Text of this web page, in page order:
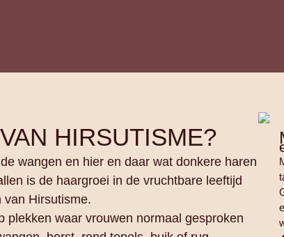
HIRSUTISME?
wangen en hier en daar wat donkere haren
is de haargroei in de vruchtbare leeftijd
van Hirsutisme.
plekken waar vrouwen normaal gesproken